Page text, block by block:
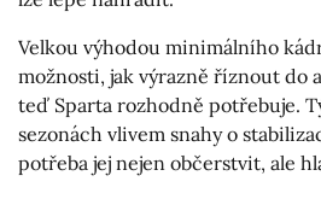
Velkou výhodou minimálního
možnosti, jak výrazně říznout do
teď Sparta rozhodně potřebuje.
sezonách vlivem snahy o
potřeba jej nejen občerstvit, ale